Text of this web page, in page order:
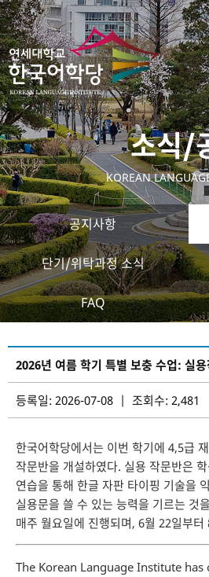
소식/
KOREAN
공지사항
단기/위탁과정 소식
FAQ
2026년 여름 학기 특별 보충 수업: 실
등록일: 2026-07-08 | 조회수: 2,481
한국어학당에서는 이번 학기에 4,5급
작문반을 개설하였다. 실용 작문반은
연습을 통해 한글 자판 타이핑 기술을
실용문을 쓸 수 있는 능력을 기르는 것
매주 월요일에 진행되며, 6월 22일부
The Korean Language Institute